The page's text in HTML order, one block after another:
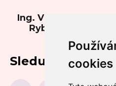
cookies
Ing. Vladimíra
Rybková
Sledujte nás